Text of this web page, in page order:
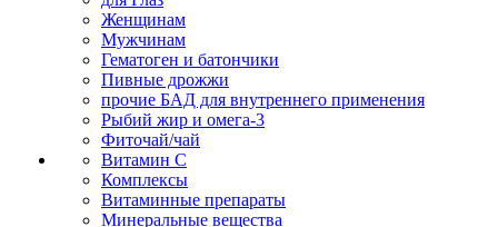
Женщинам
Мужчинам
Гематоген и батончики
Пивные дрожжи
прочие БАД для внутреннего применения
Рыбий жир и омега-3
Фиточай/чай
Витамин С
Комплексы
Витаминные препараты
Минеральные вещества